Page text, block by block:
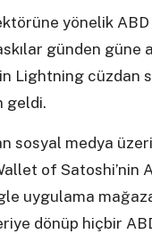
yönelik
günden güne
Lightning cüzdan
geldi.
sosyal medya
of Satoshi’nin
uygulama
dönüp hiçbir